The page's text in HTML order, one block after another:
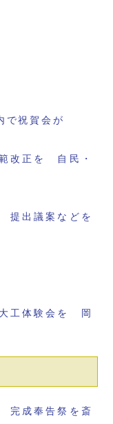
祝賀会が
改正を 自民・
提出議案などを
工体験会を 岡
完成奉告祭を斎